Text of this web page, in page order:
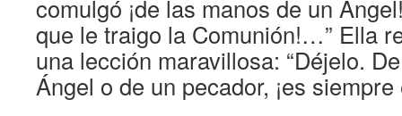
comulgó ¡de las manos de un
que le traigo la Comunión!…” Ella
una lección maravillosa: “Déjelo.
Ángel o de un pecador, ¡es